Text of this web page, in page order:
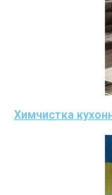
Химчистка